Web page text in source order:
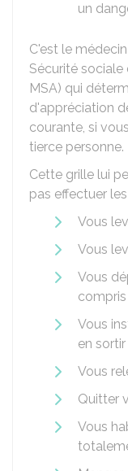
un
C'est le
Sécurité
MSA) qui
d'appréciation
courante, si
tierce personne.
Cette grille lui
pas effectuer
Vous
Vous
Vous
Vous
en sortir
Vous
Quitter
Vous